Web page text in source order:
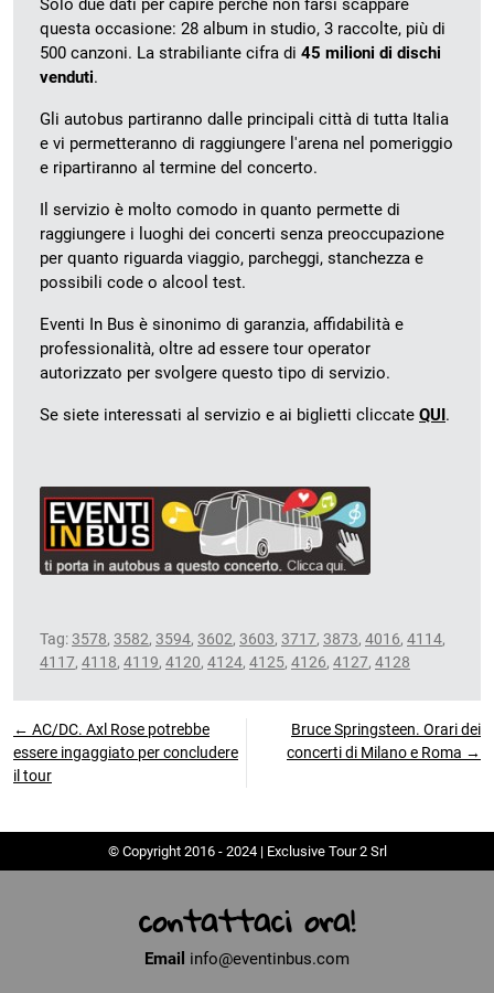
Solo due dati per capire perchè non farsi scappare
questa occasione: 28 album in studio, 3 raccolte, più di
500 canzoni. La strabiliante cifra di 45 milioni di dischi
venduti.
Gli autobus partiranno dalle principali città di tutta Italia
e vi permetteranno di raggiungere l'arena nel pomeriggio
e ripartiranno al termine del concerto.
Il servizio è molto comodo in quanto permette di
raggiungere i luoghi dei concerti senza preoccupazione
per quanto riguarda viaggio, parcheggi, stanchezza e
possibili code o alcool test.
Eventi In Bus è sinonimo di garanzia, affidabilità e
professionalità, oltre ad essere tour operator
autorizzato per svolgere questo tipo di servizio.
Se siete interessati al servizio e ai biglietti cliccate QUI.
Tag:3578, 3582, 3594, 3602, 3603, 3717, 3873, 4016, 4114,
4117, 4118, 4119, 4120, 4124, 4125, 4126, 4127, 4128
← AC/DC. Axl Rose potrebbe
essere ingaggiato per concludere
il tour
Bruce Springsteen. Orari dei
concerti di Milano e Roma →
© Copyright 2016 - 2024 | Exclusive Tour 2 Srl
contattaci ora!
Email info@eventinbus.com